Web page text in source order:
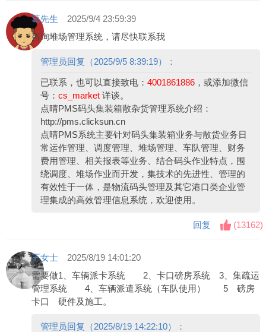
葛先生
2025/9/4 23:59:39
咨询堆场管理系统，请尽快联系我
管理员回复（2025/9/5 8:39:19）：
已联系，也可以直接致电：4001861886 ，或添加微信
号：cs_market 详谈。
点晴PMS码头集装箱散杂货管理系统介绍：
http://pms.clicksun.cn
点晴PMS系统主要针对码头集装箱业务与散货业务日
常运作管理、调度管理、堆场管理、车队管理、财务
费用管理、相关报表等业务、结合码头作业特点，围
绕调度、堆场作业而开发，集技术的先进性、管理的
有效性于一体，是物流码头管理及其它港口类企业管
理集成的高效管理信息系统，欢迎使用。
回复 (13162)
王女士
2025/8/19 14:01:20
需要做1、车辆派卡系统 2、卡口磅房系统 3、集疏运
管理系统 4、车辆派遣系统（车队使用） 5 磅房
卡口 硬件及施工。
管理员回复（2025/8/19 14:22:10）：